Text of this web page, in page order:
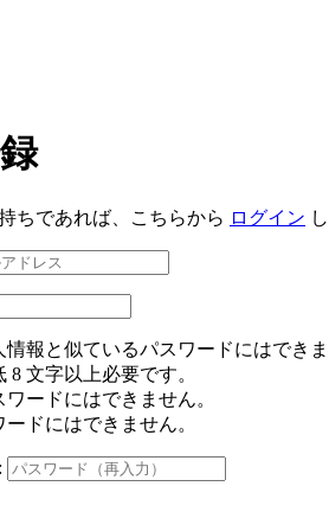
ちであれば、こちらから ログイン
報と似ているパスワードにはできま
8 文字以上必要です。
ードにはできません。
ドにはできません。